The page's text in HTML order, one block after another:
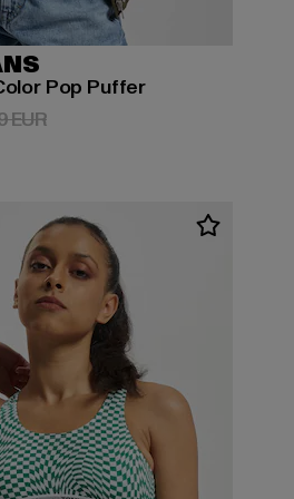
Pop Puffer
EUR
EURAktionspreis: 229,99 EUR